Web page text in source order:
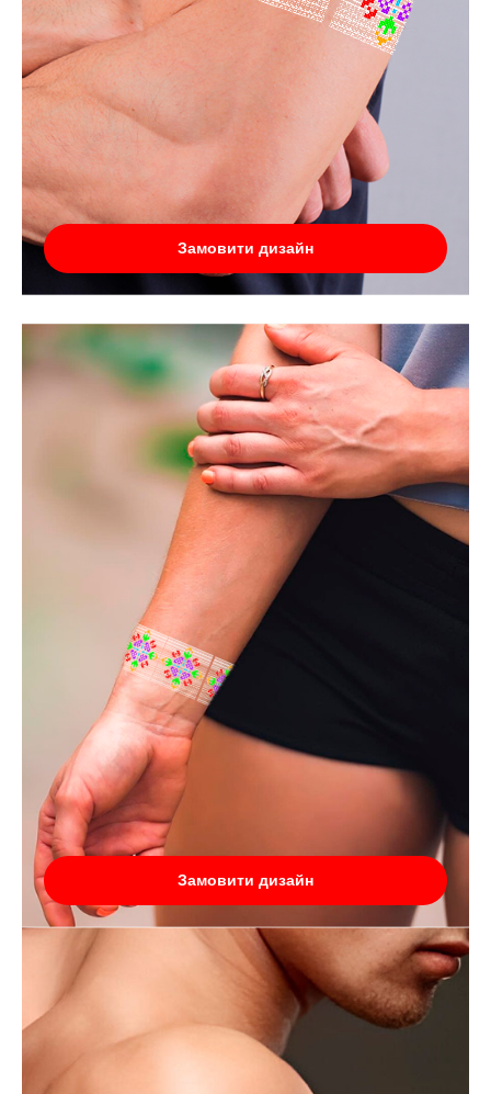
Замовити дизайн
Замовити дизайн